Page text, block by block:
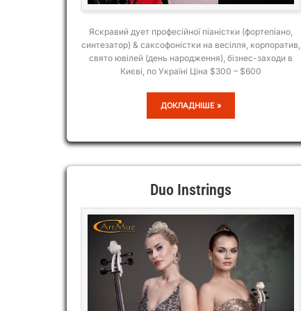
Яскравий дует професійної піаністки (фортепіано,
синтезатор) & саксофоністки на весілля, корпоратив,
свято ювілей (день народження), бізнес-заходи в
Києві, по Україні Ціна $300 – $600
PASSION
DUO
ДОКЛАДНІШЕ »
Duo Instrings